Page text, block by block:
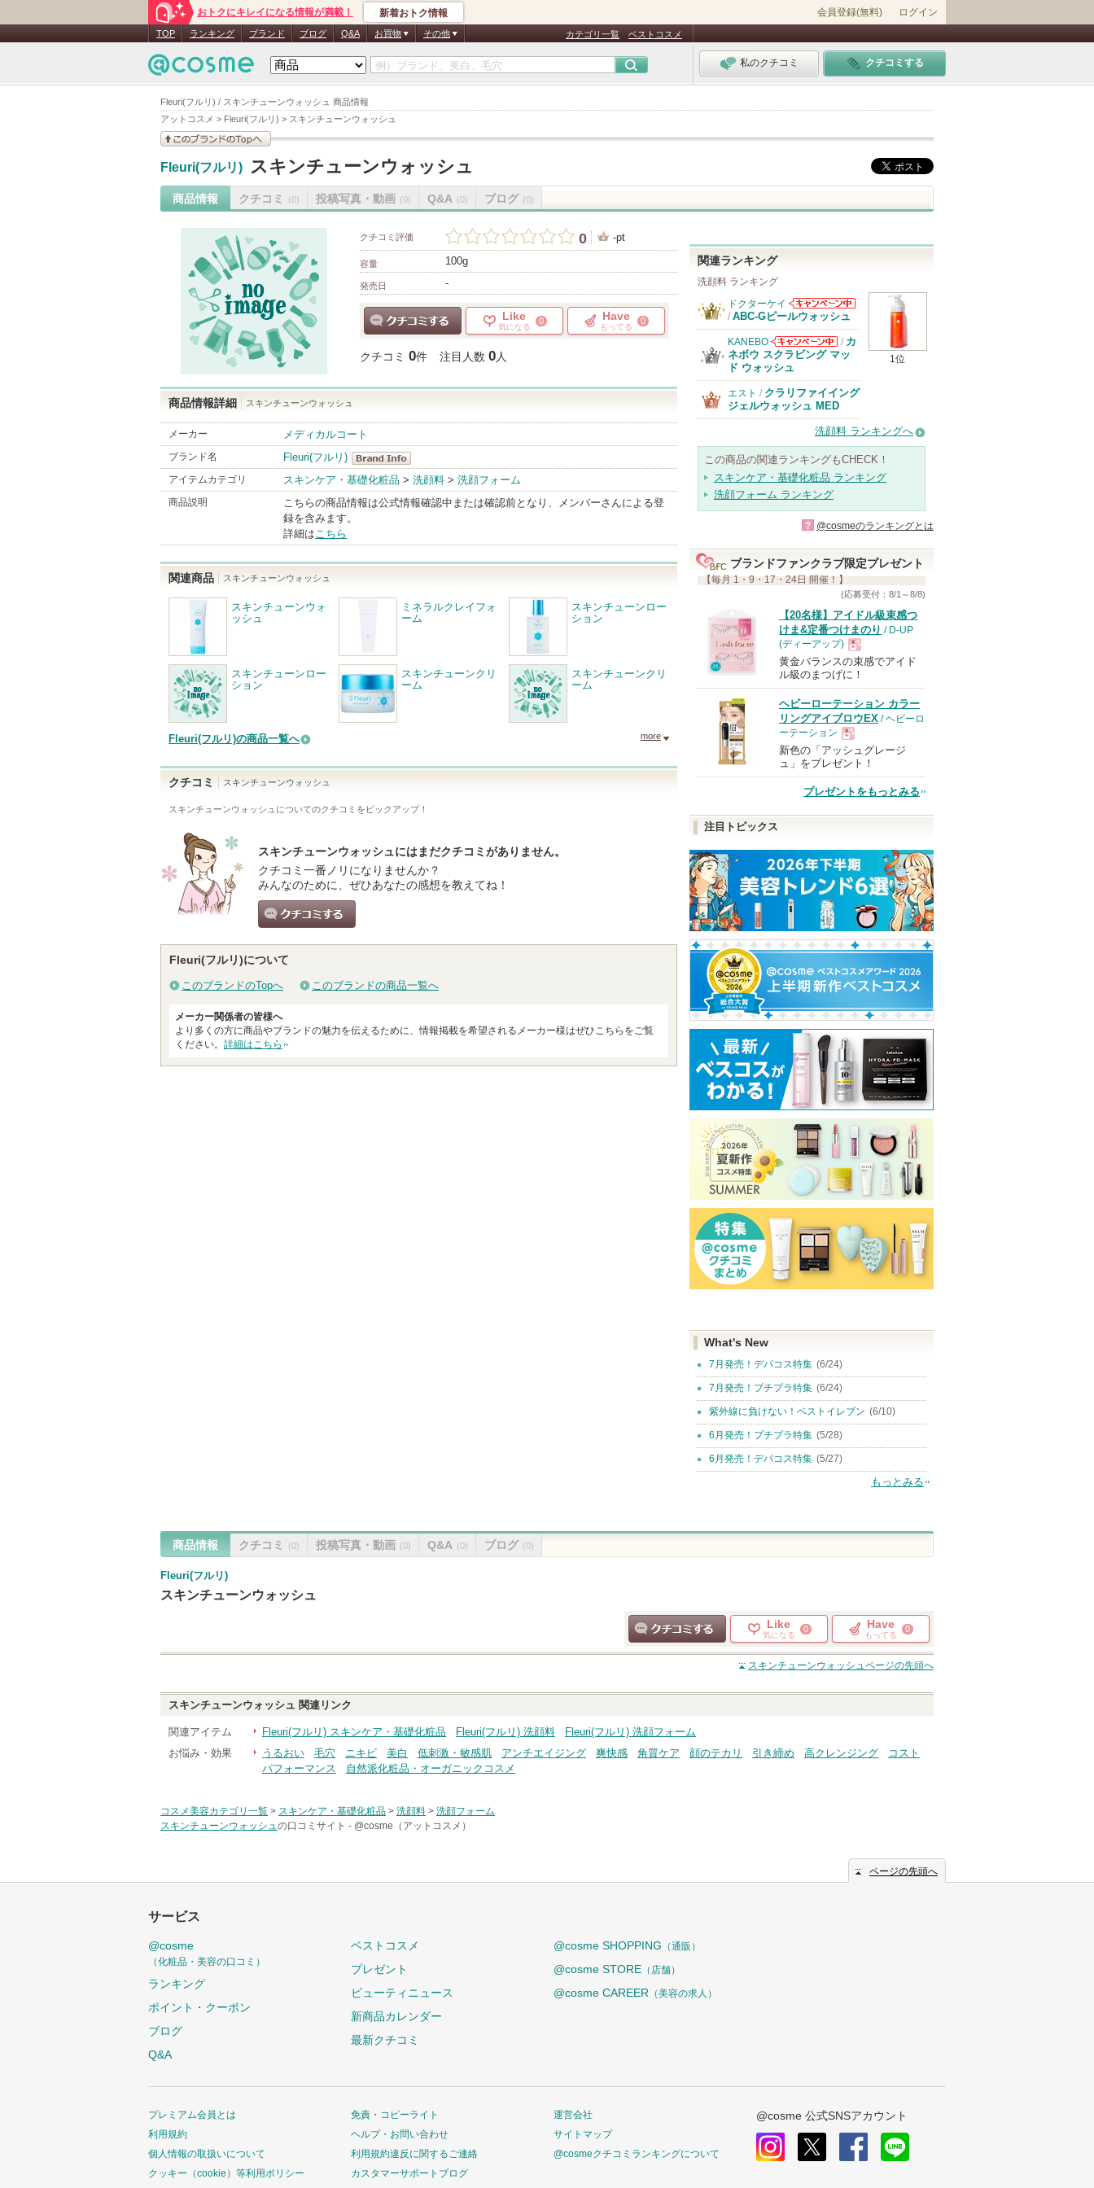
Fleuri(フルリ) / スキンチューンウォッシュ 商品情報
アットコスメ > Fleuri(フルリ) > スキンチューンウォッシュ
おトクにキレイになる情報が満載！ 新着おトク情報 会員登録(無料) ログイン
TOP ランキング ブランド ブログ Q&A お買物 その他 カテゴリ一覧 ベストコスメ
私のクチコミ クチコミする
Fleuri(フルリ) スキンチューンウォッシュ
商品情報 クチコミ (0) 投稿写真・動画 (0) Q&A (0) ブログ (0)
クチコミ評価 0 -pt
容量 100g
発売日 -
Like
気になる
0 Have
もってる
0
クチコミ 0件 注目人数 0人
商品情報詳細 スキンチューンウォッシュ
メーカー メディカルコート
ブランド名
Fleuri(フルリ)
Fleuri(フルリ)
BrandInfo
アイテムカテゴリ スキンケア・基礎化粧品 > 洗顔料 > 洗顔フォーム
商品説明
こちらの商品情報は公式情報確認中または確認前となり、メンバーさんによる登
録を含みます。
詳細はこちら
関連商品 スキンチューンウォッシュ
スキンチューンウォ
ッシュ
ミネラルクレイフォ
ーム
スキンチューンロー
ション
スキンチューンロー
ション
スキンチューンクリ
ーム
スキンチューンクリ
ーム
Fleuri(フルリ)の商品一覧へ more
クチコミ スキンチューンウォッシュ
スキンチューンウォッシュ についてのクチコミをピックアップ！
スキンチューンウォッシュにはまだクチコミがありません。
クチコミ一番ノリになりませんか？
みんなのために、ぜひあなたの感想を教えてね！
Fleuri(フルリ)について
このブランドのTopへ このブランドの商品一覧へ
メーカー関係者の皆様へ
より多くの方に商品やブランドの魅力を伝えるために、情報掲載を希望されるメーカー様はぜひこちらをご覧
ください。 詳細はこちら
関連ランキング
洗顔料 ランキング
1位
ドクターケイ
ドクターケイか
らのお知らせが
あります
/ ABC-Gピールウォッシュ
KANEBO
KANEBOから
のお知らせがあ
/ カ
ネボウ スクラビング マッ
ド ウォッシュ
エスト / クラリファイイング
ジェルウォッシュ MED
洗顔料 ランキングへ
この商品の関連ランキングもCHECK！
スキンケア・基礎化粧品 ランキング
洗顔フォーム ランキング
? @cosmeのランキングとは
ブランドファンクラブ限定プレゼント
【毎月 1・9・17・24日 開催！】
(応募受付：8/1～8/8)
【20名様】アイドル級束感つ
けま&定番つけまのり / D-UP
(ディーアップ)
現
品
黄金バランスの束感でアイド
ル級のまつげに！
ヘビーローテーション カラー
リングアイブロウEX / ヘビーロ
ーテーション
現
品
新色の「アッシュグレージ
ュ」をプレゼント！
プレゼントをもっとみる
注目トピックス
What's New
7月発売！デパコス特集 (6/24)
7月発売！プチプラ特集 (6/24)
紫外線に負けない！ベストイレブン (6/10)
6月発売！プチプラ特集 (5/28)
6月発売！デパコス特集 (5/27)
もっとみる
商品情報 クチコミ (0) 投稿写真・動画 (0) Q&A (0) ブログ (0)
Fleuri(フルリ)
スキンチューンウォッシュ
クチコミする
Like
気になる
0 Have
もってる
0
スキンチューンウォッシュページの先頭へ
スキンチューンウォッシュ 関連リンク
関連アイテム Fleuri(フルリ) スキンケア・基礎化粧品 Fleuri(フルリ) 洗顔料
Fleuri(フルリ) 洗顔フォーム
お悩み・効果
うるおい 毛穴 ニキビ 美白 低刺激・敏感肌 アンチエイジング 爽快感 角質ケア 顔のテカリ 引き締め 高クレンジング
コスト
パフォーマンス
自然派化粧品・オーガニックコスメ
コスメ美容カテゴリ一覧 > スキンケア・基礎化粧品 > 洗顔料 > 洗顔フォーム
スキンチューンウォッシュの口コミサイト - @cosme（アットコスメ）
ページの先頭へ
サービス
@cosme
（化粧品・美容の口コミ）
ランキング
ポイント・クーポン
ブログ
Q&A
ベストコスメ
プレゼント
ビューティニュース
新商品カレンダー
最新クチコミ
@cosme SHOPPING （通販）
@cosme STORE （店舗）
@cosme CAREER （美容の求人）
プレミアム会員とは
利用規約
個人情報の取扱いについて
クッキー（cookie）等利用ポリシー
免責・コピーライト
ヘルプ・お問い合わせ
利用規約違反に関するご連絡
カスタマーサポートブログ
運営会社
サイトマップ
@cosmeクチコミランキングについて
@cosme 公式SNSアカウント